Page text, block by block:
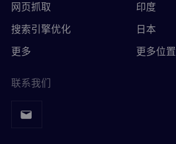
网页抓取
搜索引擎优化
更多
印度
日本
更多位置
联系我们